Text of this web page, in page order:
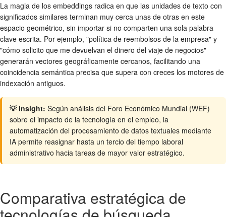
La magia de los embeddings radica en que las unidades de texto con
significados similares terminan muy cerca unas de otras en este
espacio geométrico, sin importar si no comparten una sola palabra
clave escrita. Por ejemplo, "política de reembolsos de la empresa" y
"cómo solicito que me devuelvan el dinero del viaje de negocios"
generarán vectores geográficamente cercanos, facilitando una
coincidencia semántica precisa que supera con creces los motores de
indexación antiguos.
💡 Insight: Según análisis del Foro Económico Mundial (WEF)
sobre el impacto de la tecnología en el empleo, la
automatización del procesamiento de datos textuales mediante
IA permite reasignar hasta un tercio del tiempo laboral
administrativo hacia tareas de mayor valor estratégico.
Comparativa estratégica de